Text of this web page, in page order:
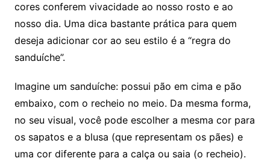
cores conferem vivacidade ao nosso rosto e ao
nosso dia. Uma dica bastante prática para quem
deseja adicionar cor ao seu estilo é a “regra do
sanduíche”.
Imagine um sanduíche: possui pão em cima e pão
embaixo, com o recheio no meio. Da mesma forma,
no seu visual, você pode escolher a mesma cor para
os sapatos e a blusa (que representam os pães) e
uma cor diferente para a calça ou saia (o recheio).